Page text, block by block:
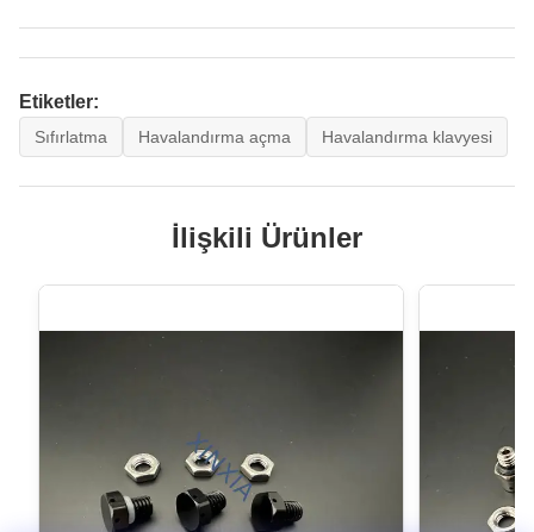
Etiketler:
Sıfırlatma Havalandırma açma Havalandırma klavyesi
İlişkili Ürünler